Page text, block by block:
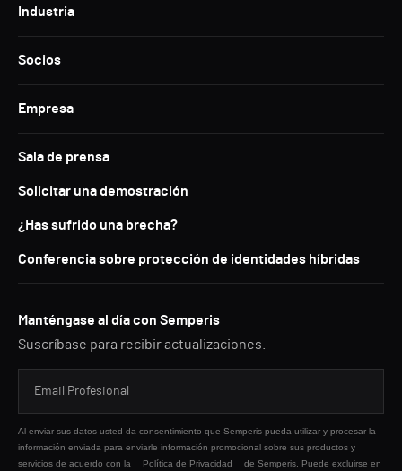
Industria
Socios
Empresa
Sala de prensa
Solicitar una demostración
¿Has sufrido una brecha?
Conferencia sobre protección de identidades híbridas
Manténgase al día con Semperis
Suscríbase para recibir actualizaciones.
Al enviar sus datos usted da consentimiento que Semperis pueda utilizar y procesar la
información enviada para enviarle información promocional sobre sus productos y
servicios de acuerdo con la
Política de Privacidad
de Semperis. Puede excluirse en